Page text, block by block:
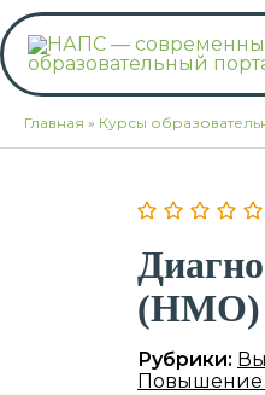
Перейти
к
содержимому
Главная » Курсы
(НМО)
Рубрики: